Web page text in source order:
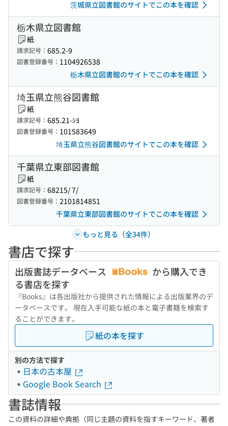
茨城県立図書館のサイトでこの本を確認
栃木県立図書館
紙
請求記号： 685.2-9
図書登録番号： 1104926538
栃木県立図書館のサイトでこの本を確認
埼玉県立熊谷図書館
紙
請求記号： 685.21-ｼﾖ
図書登録番号： 101583649
埼玉県立熊谷図書館のサイトでこの本を確認
千葉県立東部図書館
紙
請求記号： 68215/ 7/
図書登録番号： 2101814851
千葉県立東部図書館のサイトでこの本を確認
もっと見る（全34件）
書店で探す
出版書誌データベース
から購入でき
る書店を探す
『Books』は各出版社から提供された情報による出版業界のデ
ータベースです。 現在入手可能な紙の本と電子書籍を検索す
ることができます。
紙の本を探す
別の方法で探す
日本の古本屋
Google Book Search
書誌情報
この資料の詳細や典拠（同じ主題の資料を指すキーワード、著者